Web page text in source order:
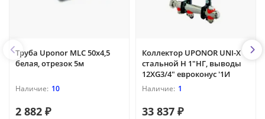
Труба Uponor MLC 50x4,5
белая, отрезок 5м
10
2 882 ₽
Коллектор UPONOR UNI-X
стальной Н 1"НГ, выводы
12XG3/4" евроконус '1И
1
33 837 ₽